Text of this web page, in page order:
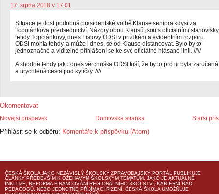
17. srpna 2018 v 17:01
Situace je dost podobná presidentské volbě Klause seniora kdysi za
Topolánkova předsednictví. Názory obou Klausů jsou s oficiálními stanovisky
tehdy Topolánkovy, dnes Fialovy ODSI v prudkém a evidentním rozporu.
ODSI mohla tehdy, a může i dnes, se od Klause distancovat. Bylo by to
jednoznačné a viditelné přihlášení se ke své oficiálné hlásané linii. /////
A shodně tehdy jako dnes věrchuška ODSI tuší, že by to pro ni byla zaručená
a urychlená cesta pod kytičky. ////
Okomentovat
Novější příspěvek Starší
Domovská stránka
Přihlásit se k odběru: Komentáře k příspěvku (Atom)
ČESKÁ ŠKOLA JAKO NEZÁVISLÝ ŠKOLSKÝ ZPRAVODAJSKÝ PORTÁL PUBLIKUJE
ČLÁNKY PŘEDEVŠÍM K OŽEHAVÝM ŠKOLSKÝM TÉMATŮM, JAKO JE AKTUÁLNĚ
INKLUZE, REFORMA FINANCOVÁNÍ REGIONÁLNÍHO ŠKOLSTVÍ, KARIÉRNÍ ŘÁD
PEDAGOGŮ, NEBO JEDNOTNÉ PŘIJÍMACÍ ŘÍZENÍ. ČESKÁ ŠKOLA UMOŽŇUJE